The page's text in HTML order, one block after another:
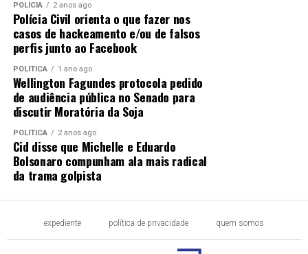
POLÍCIA 2 anos ago
Polícia Civil orienta o que fazer nos
casos de hackeamento e/ou de falsos
perfis junto ao Facebook
POLÍTICA 1 ano ago
Wellington Fagundes protocola pedido
de audiência pública no Senado para
discutir Moratória da Soja
POLÍTICA 2 anos ago
Cid disse que Michelle e Eduardo
Bolsonaro compunham ala mais radical
da trama golpista
expediente política de privacidade quem somos